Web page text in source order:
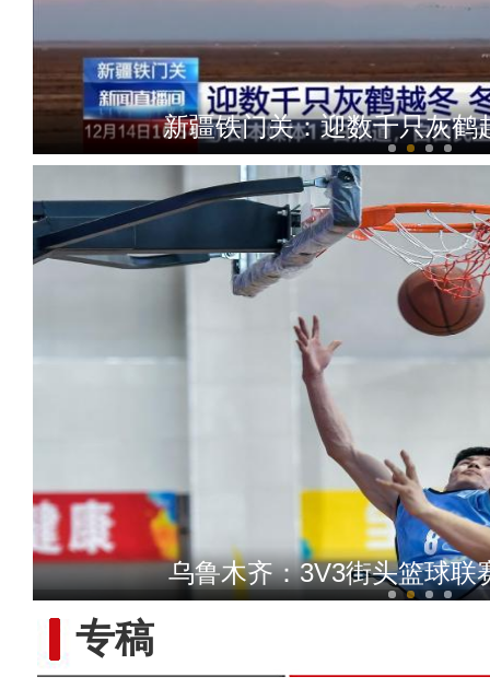
新疆铁门关：迎数千只灰鹤
新疆4000亩沙漠盐
乌鲁木齐：3V3街头篮球联
专稿